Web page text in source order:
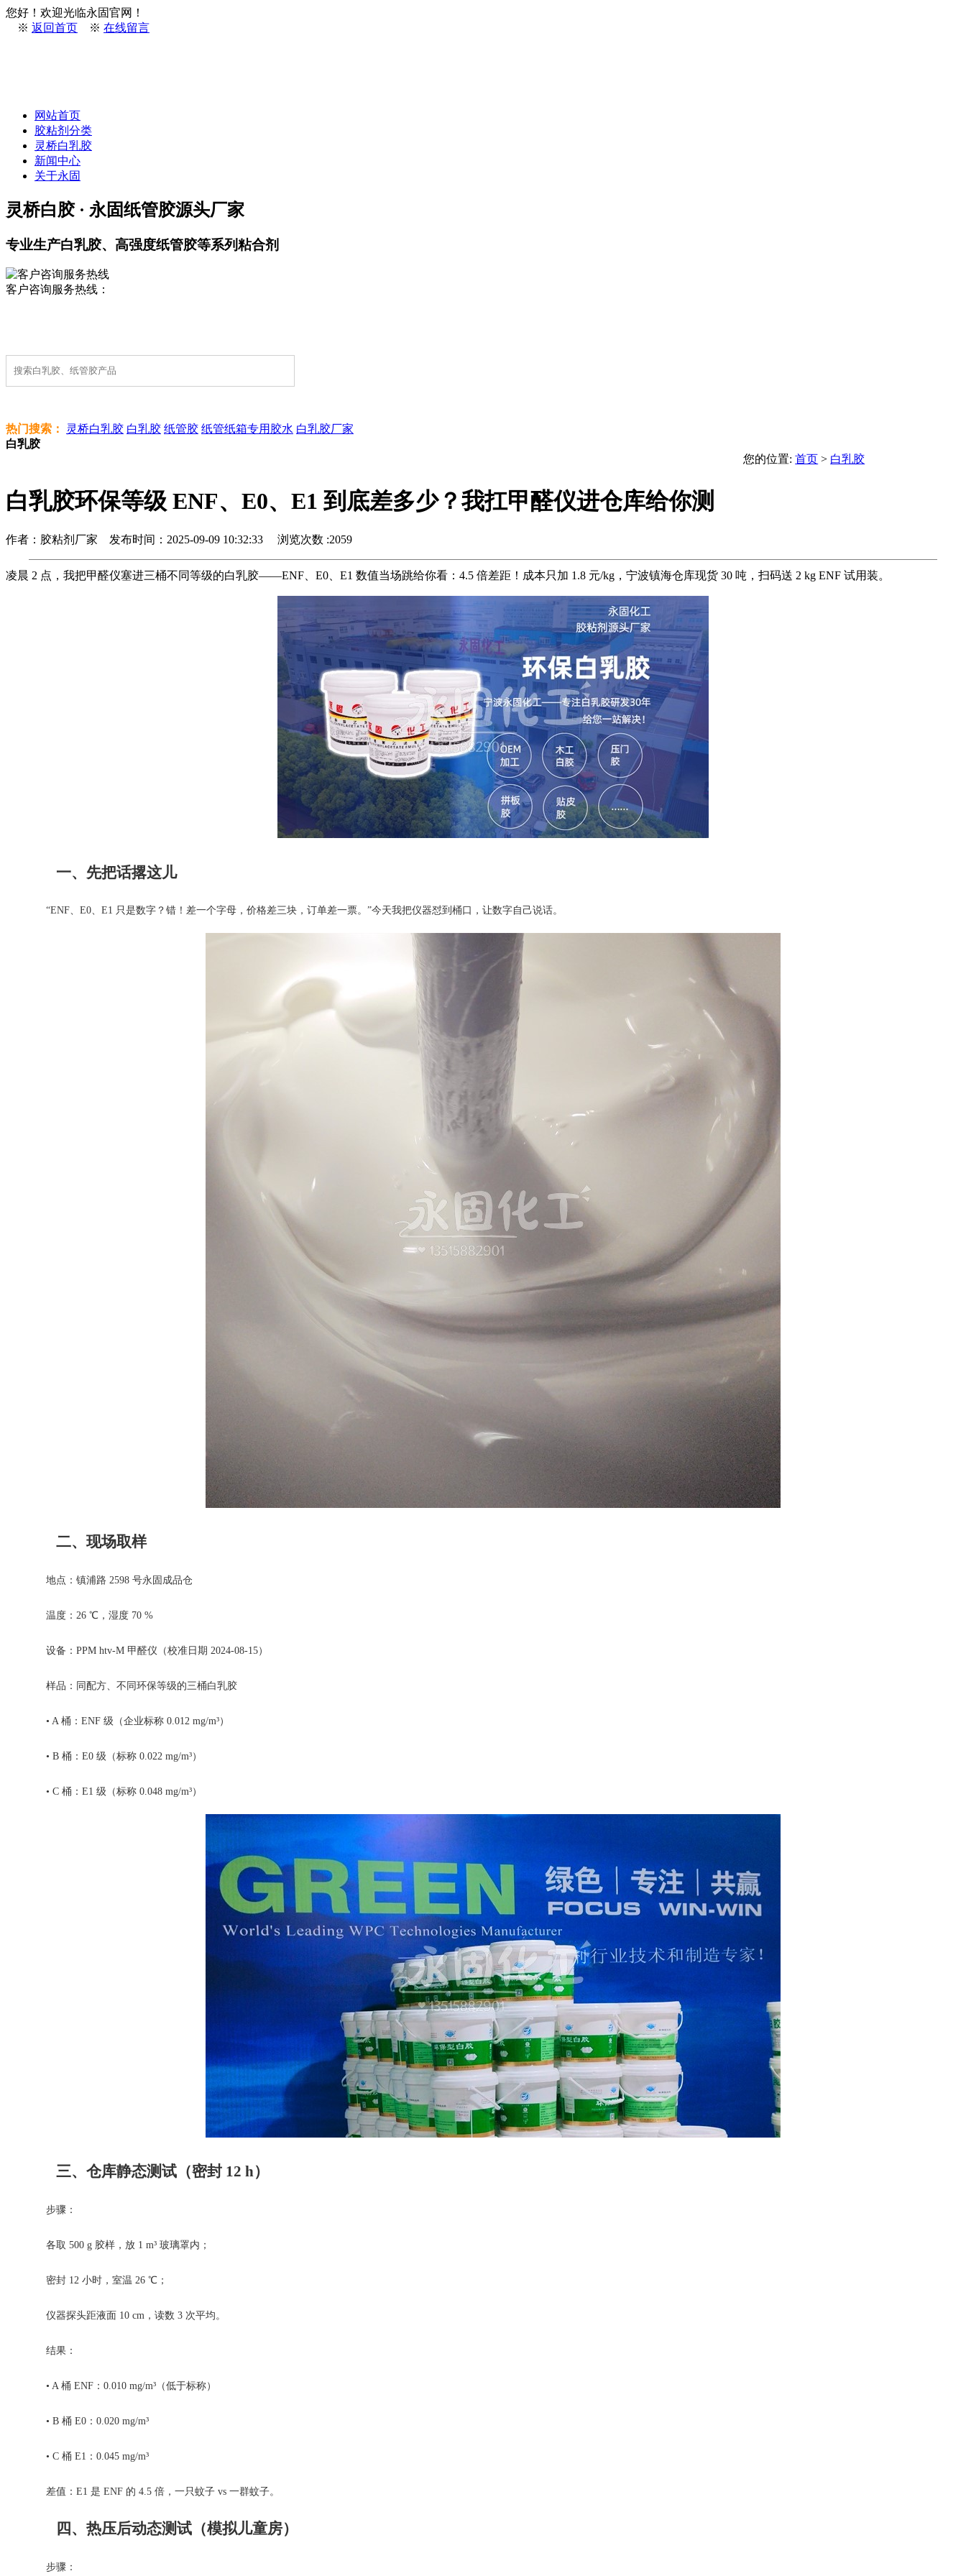
您好！欢迎光临永固官网！
※ 返回首页 ※ 在线留言
网站首页
胶粘剂分类
灵桥白乳胶
新闻中心
关于永固
灵桥白胶 · 永固纸管胶源头厂家
专业生产白乳胶、高强度纸管胶等系列粘合剂
客户咨询服务热线：
热门搜索： 灵桥白乳胶 白乳胶 纸管胶 纸管纸箱专用胶水 白乳胶厂家
白乳胶
您的位置:首页 > 白乳胶
白乳胶环保等级 ENF、E0、E1 到底差多少？我扛甲醛仪进仓库给你测
作者：胶粘剂厂家 发布时间：2025-09-09 10:32:33 浏览次数 :2059
凌晨 2 点，我把甲醛仪塞进三桶不同等级的白乳胶——ENF、E0、E1 数值当场跳给你看：4.5 倍差距！成本只加 1.8 元/kg，宁波镇海仓库现货 30 吨，扫码送 2 kg ENF 试用装。
一、先把话撂这儿
“ENF、E0、E1 只是数字？错！差一个字母，价格差三块，订单差一票。”今天我把仪器怼到桶口，让数字自己说话。
二、现场取样
地点：镇浦路 2598 号永固成品仓
温度：26 ℃，湿度 70 %
设备：PPM htv-M 甲醛仪（校准日期 2024-08-15）
样品：同配方、不同环保等级的三桶白乳胶
• A 桶：ENF 级（企业标称 0.012 mg/m³）
• B 桶：E0 级（标称 0.022 mg/m³）
• C 桶：E1 级（标称 0.048 mg/m³）
三、仓库静态测试（密封 12 h）
步骤：
各取 500 g 胶样，放 1 m³ 玻璃罩内；
密封 12 小时，室温 26 ℃；
仪器探头距液面 10 cm，读数 3 次平均。
结果：
• A 桶 ENF：0.010 mg/m³（低于标称）
• B 桶 E0：0.020 mg/m³
• C 桶 E1：0.045 mg/m³
差值：E1 是 ENF 的 4.5 倍，一只蚊子 vs 一群蚊子。
四、热压后动态测试（模拟儿童房）
步骤：